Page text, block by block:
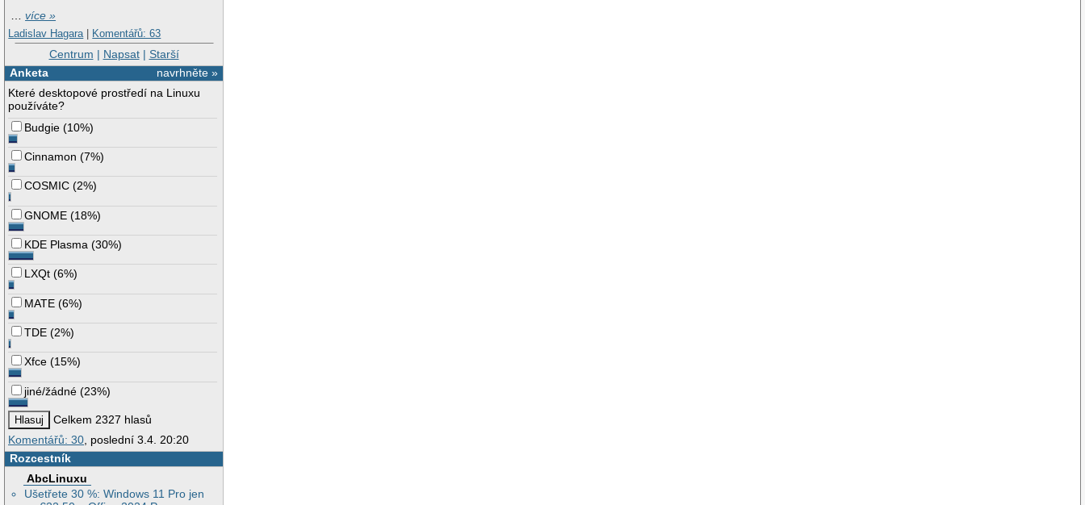
…více »
Ladislav Hagara | Komentářů: 63
Centrum | Napsat| Starší
navrhněte »
Anketa
Které desktopové prostředí na Linuxu
používáte?
Budgie (10%)
Cinnamon (7%)
COSMIC (2%)
GNOME (18%)
KDE Plasma (30%)
LXQt (6%)
MATE (6%)
TDE (2%)
Xfce (15%)
jiné/žádné (23%)
Celkem 2327 hlasů
Komentářů: 30, poslední 3.4. 20:20
Rozcestník
AbcLinuxu
Ušetřete 30 %: Windows 11 Pro jen